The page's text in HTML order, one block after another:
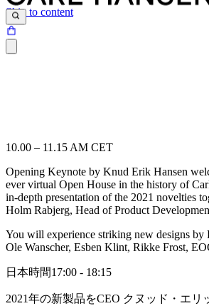
Skip to content
10.00 – 11.15 AM CET
Opening Keynote by Knud Erik Hansen
ever virtual Open House in the history of
in-depth presentation of the 2021 novelties
Holm Rabjerg, Head of Product
You will experience striking new designs by
Ole Wanscher, Esben Klint, Rikke Frost,
日本時間17:00 - 18:15
2021年の新製品をCEO クヌッド・エリ